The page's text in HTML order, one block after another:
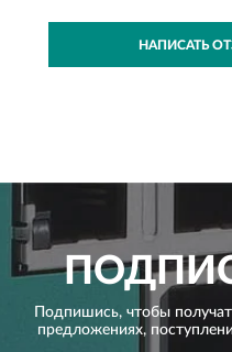
НАПИСАТЬ
Подпишись, чтобы
предложениях,